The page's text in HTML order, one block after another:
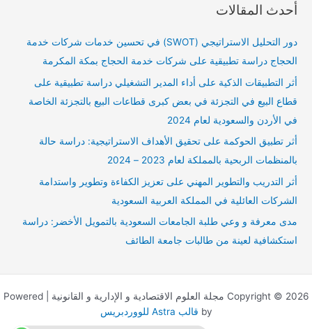
ح
أحدث المقالات
دور التحليل الاستراتيجي (SWOT) في تحسين خدمات شركات خدمة
الحجاج دراسة تطبيقية على شركات خدمة الحجاج بمكة المكرمة
أثر التطبيقات الذكية على أداء المدير التشغيلي دراسة تطبيقية على
قطاع البيع في التجزئة في بعض كبرى قطاعات البيع بالتجزئة الخاصة
في الأردن والسعودية لعام 2024
أثر تطبيق الحوكمة على تحقيق الأهداف الاستراتيجية: دراسة حالة
بالمنظمات الربحية بالمملكة لعام 2023 – 2024
أثر التدريب والتطوير المهني على تعزيز الكفاءة وتطوير واستدامة
الشركات العائلية في المملكة العربية السعودية
مدى معرفة و وعي طلبة الجامعات السعودية بالتمويل الأخضر: دراسة
استكشافية لعينة من طالبات جامعة الطائف
Copyright © 2026 مجلة العلوم الاقتصادية و الإدارية و القانونية | Powered
by قالب Astra للووردبريس